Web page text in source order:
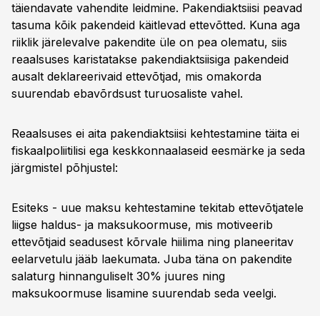
täiendavate vahendite leidmine. Pakendiaktsiisi peavad
tasuma kõik pakendeid käitlevad ettevõtted. Kuna aga
riiklik järelevalve pakendite üle on pea olematu, siis
reaalsuses karistatakse pakendiaktsiisiga pakendeid
ausalt deklareerivaid ettevõtjad, mis omakorda
suurendab ebavõrdsust turuosaliste vahel.
Reaalsuses ei aita pakendiaktsiisi kehtestamine täita ei
fiskaalpoliitilisi ega keskkonnaalaseid eesmärke ja seda
järgmistel põhjustel:
Esiteks - uue maksu kehtestamine tekitab ettevõtjatele
liigse haldus- ja maksukoormuse, mis motiveerib
ettevõtjaid seadusest kõrvale hiilima ning planeeritav
eelarvetulu jääb laekumata. Juba täna on pakendite
salaturg hinnanguliselt 30% juures ning
maksukoormuse lisamine suurendab seda veelgi.